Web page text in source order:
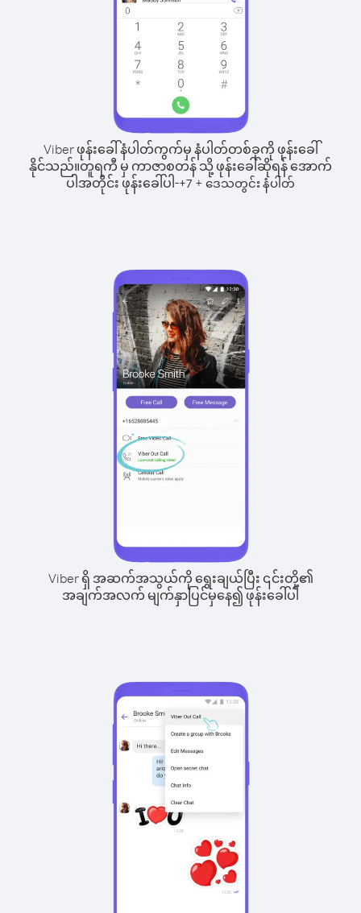
Viber ဖုန်းခေါ်နံပါတ်ကွက်မှ နံပါတ်တစ်ခုကို ဖုန်းခေါ်
နိုင်သည်။တူရကီ မှ ကာဇာစတန် သို့ ဖုန်းခေါ်ဆိုရန် အောက်
ပါအတိုင်း ဖုန်းခေါ်ပါ-+7 + ဒေသတွင်း နံပါတ်
Viber ရှိ အဆက်အသွယ်ကို ရွေးချယ်ပြီး ၎င်းတို့၏
အချက်အလက် မျက်နှာပြင်မှနေ၍ ဖုန်းခေါ်ပါ